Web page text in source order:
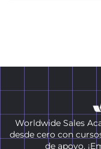
Worldwide Sales
desde cero con
de apoyo.